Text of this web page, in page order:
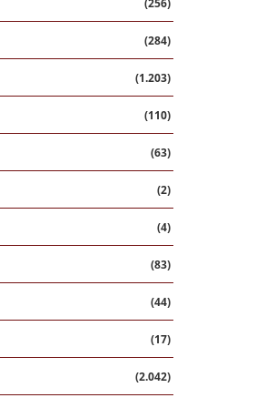
(256)
(284)
(1.203)
(110)
(63)
(2)
(4)
(83)
(44)
(17)
(2.042)